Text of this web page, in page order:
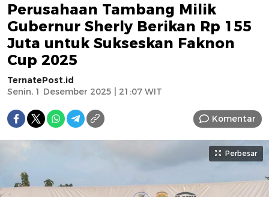
Perusahaan Tambang Milik
Gubernur Sherly Berikan Rp 155
Juta untuk Sukseskan Faknon
Cup 2025
TernatePost.id
Senin, 1 Desember 2025 | 21:07 WIT
Komentar
Perbesar